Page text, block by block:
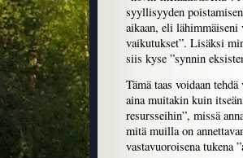
syyllisyyden
aikaan, eli
vaikutukset”. Lisäksi
siis kyse ”synnin
Tämä taas voidaan
aina muitakin kuin
resursseihin”, missä
mitä muilla on
vastavuoroisena tukena